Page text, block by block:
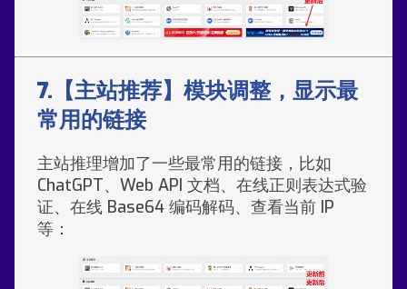
7.【主站推荐】模块调整，显示最
常用的链接
主站推理增加了一些最常用的链接，比如
ChatGPT、Web API 文档、在线正则表达式验
证、在线 Base64 编码解码、查看当前 IP
等：